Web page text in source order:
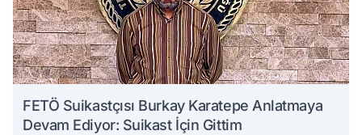
FETÖ Suikastçısı Burkay Karatepe Anlatmaya
Devam Ediyor: Suikast İçin Gittim